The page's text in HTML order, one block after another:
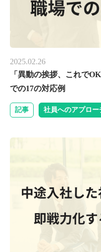
2025.02.26
「異動の挨拶、これで
での17の対応例
記事 社員へのアプロー